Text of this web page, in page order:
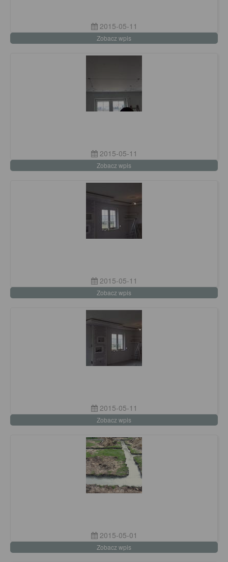
2015-05-11
Zobacz wpis
2015-05-11
Zobacz wpis
2015-05-11
Zobacz wpis
2015-05-11
Zobacz wpis
2015-05-01
Zobacz wpis